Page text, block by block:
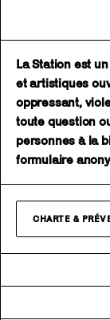
La Station est
et artistiques
oppressant,
toute question
personnes à la
formulaire
CHARTE &